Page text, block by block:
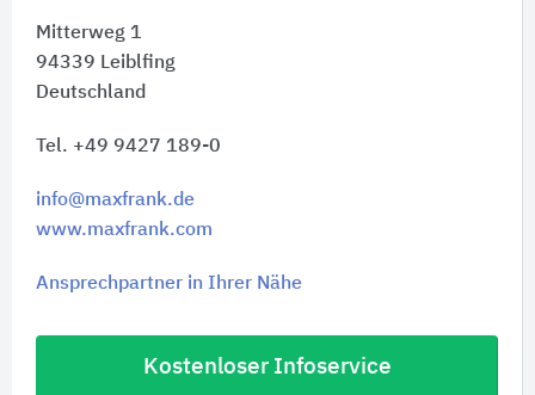
Mitterweg 1
94339 Leiblfing
Deutschland
Tel. +49 9427 189-0
info@maxfrank.de
www.maxfrank.com
Ansprechpartner in Ihrer Nähe
Kostenloser Infoservice